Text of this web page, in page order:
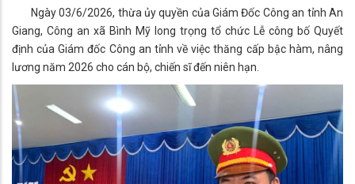
Ngày 03/6/2026, thừa ủy quyền của Giám Đốc Công an tỉnh An
Giang, Công an xã Bình Mỹ long trọng tổ chức Lễ công bố Quyết
định của Giám đốc Công an tỉnh về việc thăng cấp bậc hàm, nâng
lương năm 2026 cho cán bộ, chiến sĩ đến niên hạn.